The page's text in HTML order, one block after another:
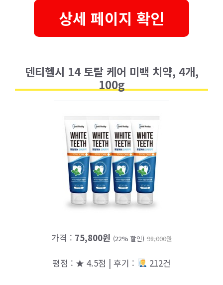
상세 페이지 확인
덴티헬시 14 토탈 케어 미백 치약, 4개,
100g
가격 : 75,800원 (22% 할인) 98,000원
평점 : ★ 4.5점 | 후기 : 212건